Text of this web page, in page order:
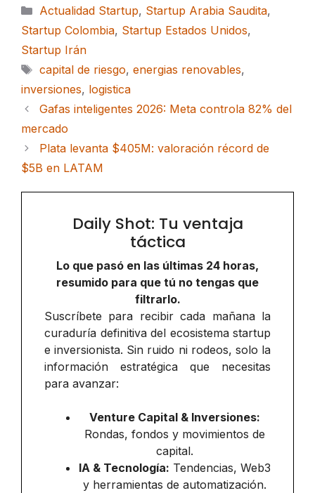
Categorías
Actualidad Startup, Startup Arabia Saudita,
Startup Colombia, Startup Estados Unidos,
Startup Irán
Etiquetas
capital de riesgo, energias renovables,
inversiones, logistica
Gafas inteligentes 2026: Meta controla 82% del
mercado
Plata levanta $405M: valoración récord de
$5B en LATAM
Daily Shot: Tu ventaja
táctica
Lo que pasó en las últimas 24 horas,
resumido para que tú no tengas que
filtrarlo.
Suscríbete para recibir cada mañana la
curaduría definitiva del ecosistema startup
e inversionista. Sin ruido ni rodeos, solo la
información estratégica que necesitas
para avanzar:
Venture Capital & Inversiones:
Rondas, fondos y movimientos de
capital.
IA & Tecnología: Tendencias, Web3
y herramientas de automatización.